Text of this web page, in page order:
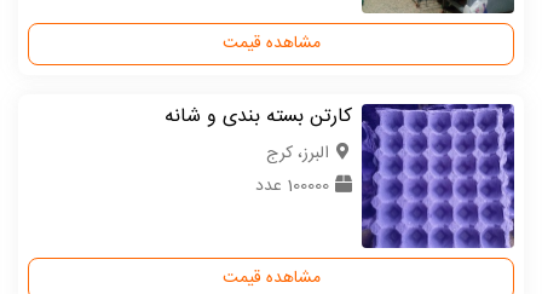
مشاهده قیمت
کارتن بسته بندی و شانه
البرز، کرج
100000 عدد
مشاهده قیمت